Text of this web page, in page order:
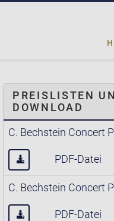
PREISLISTEN
DOWNLOAD
C. Bechstein Concert
PDF-Datei
C. Bechstein Concert
PDF-Datei